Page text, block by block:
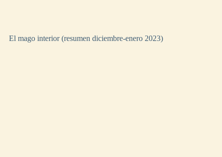
El mago interior (resumen diciembre-enero 2023)